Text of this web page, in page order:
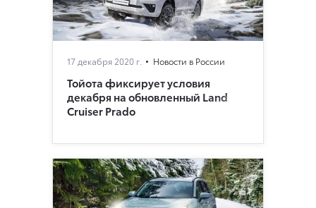
17 декабря 2020 г. Новости в России
Тойота фиксирует условия
декабря на обновленный Land
Cruiser Prado